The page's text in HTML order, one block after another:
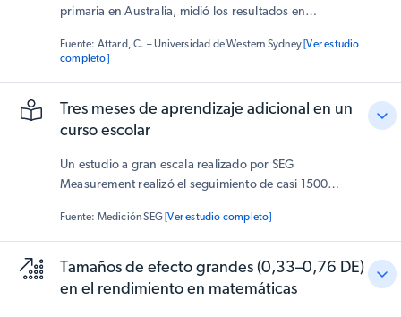
primaria en Australia, midió los resultados en
Matific en el aula y en casa. Los estudiantes mostraron
participación en la resolución de problemas y una
comprensión más profunda de los conceptos
fomenta la comprensión conceptual y mejora los
resultados de los estudiantes en poco tiempo.
Fuente: Attard, C. – Universidad de Western Sydney [Ver estudio
completo]
Tres meses de aprendizaje adicional en un
curso escolar
Un estudio a gran escala realizado por SEG
Measurement realizó el seguimiento de casi 1500
completo. Los resultados fueron claros:
estudiantes que usaron Matific superaron
consistentemente a los que no lo hicieron,
mostrandoun progreso más rápido, habilidades
Fuente: Medición SEG [Ver estudio completo]
Tamaños de efecto grandes (0,33–0,76 DE)
en el rendimiento en matemáticas